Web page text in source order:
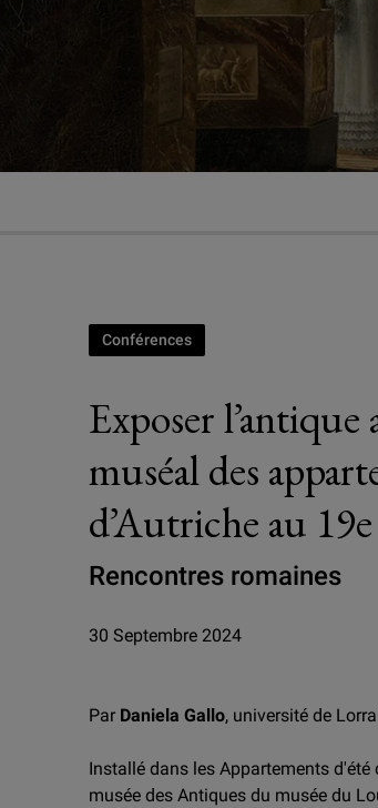
Exposer
muséal des
d’Autriche au
Rencontres romaines
Conférences
30 Septembre 2024
Par Daniela Gallo, université de
Installé dans les Appartements
musée des Antiques du musée du